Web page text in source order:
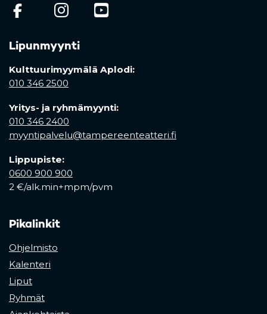
(opens in a new tab)
(opens in a new tab)
Lipunmyynti
Kulttuurimyymälä Aplodi:
010 346 2500
Yritys- ja ryhmämyynti:
010 346 2400
myyntipalvelu@tampereenteatteri.fi
Lippupiste:
0600 900 900
2 €/alk.min+mpm/pvm
Pikalinkit
Ohjelmisto
Kalenteri
Liput
Ryhmät